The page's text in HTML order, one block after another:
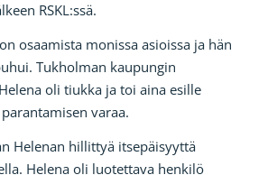
RSKL:ssä.
osaamista monissa asioissa ja hän
Tukholman kaupungin
oli tiukka ja toi aina esille
varaa.
Helenan hillittyä itsepäisyyttä
Helena oli luotettava henkilö